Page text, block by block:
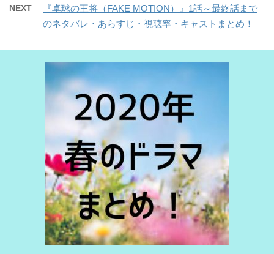
NEXT
『卓球の王将（FAKE MOTION）』1話～最終話まで
のネタバレ・あらすじ・視聴率・キャストまとめ！